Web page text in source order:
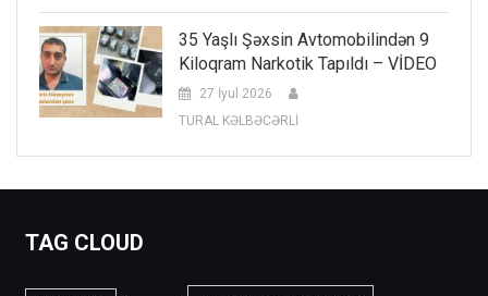
35 Yaşlı Şəxsin Avtomobilindən 9
Kiloqram Narkotik Tapıldı – VİDEO
27 İyul 2026
TURAL KƏLBƏCƏRLİ
TAG CLOUD